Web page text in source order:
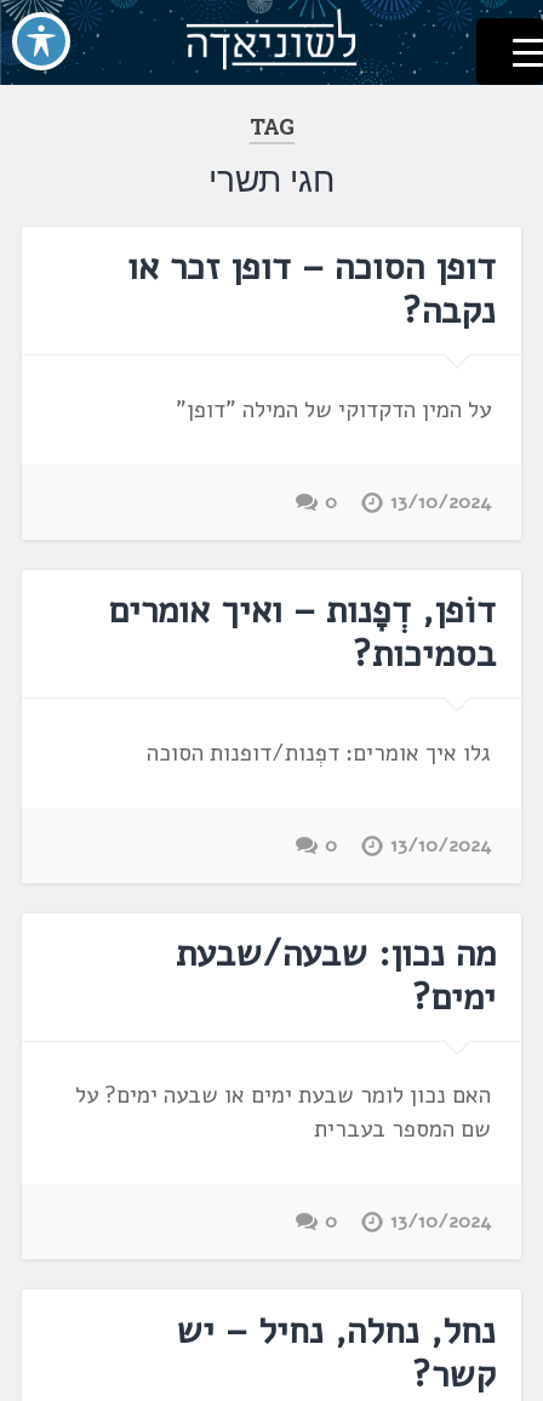
דלג
לתוכן
לשוניאדה
עברית. לשון. שפה
TAG
חגי תשרי
דופן הסוכה – דופן זכר או
נקבה?
על המין הדקדוקי של המילה "דופן"
13/10/2024
0
דוֹפן, דְפָנות – ואיך אומרים
בסמיכות?
גלו איך אומרים: דפְנות/דופנות הסוכה
13/10/2024
0
מה נכון: שבעה/שבעת
ימים?
האם נכון לומר שבעת ימים או שבעה ימים? על
שם המספר בעברית
13/10/2024
0
נחל, נחלה, נחיל – יש
קשר?